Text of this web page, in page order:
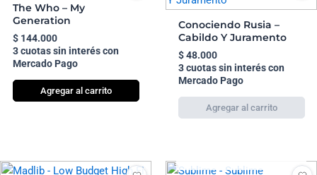
The Who – My
Generation
$144.000
3 cuotas sin interés con
Mercado Pago
Agregar al carrito
Conociendo Rusia –
Cabildo Y Juramento
$48.000
3 cuotas sin interés con
Mercado Pago